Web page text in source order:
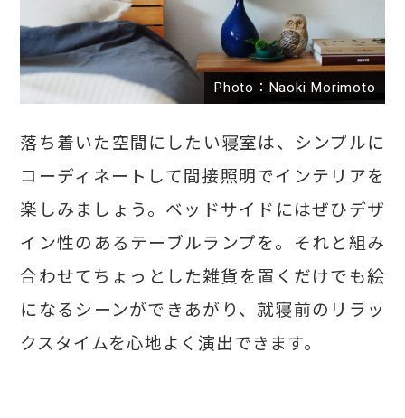
落ち着いた空間にしたい寝室は、シンプルに
コーディネートして間接照明でインテリアを
楽しみましょう。ベッドサイドにはぜひデザ
イン性のあるテーブルランプを。それと組み
合わせてちょっとした雑貨を置くだけでも絵
になるシーンができあがり、就寝前のリラッ
クスタイムを心地よく演出できます。
Photo：Naoki Morimoto